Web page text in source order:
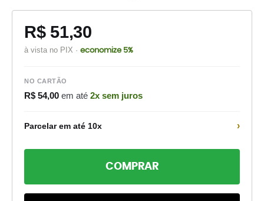
R$ 51,30
à vista no PIX · economize 5%
NO CARTÃO
R$ 54,00 em até 2x sem juros
Parcelar em até 10x ›
COMPRAR